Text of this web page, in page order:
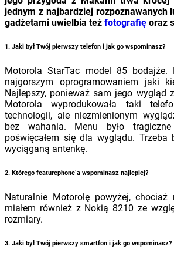
jednym z najbardziej rozpoznawanych
gadżetami uwielbia też fotografię oraz
1. Jaki był Twój pierwszy telefon i jak go wspominasz?
Motorola StarTac model 85 bodajże.
najgorszym oprogramowaniem jaki
Najlepszy, ponieważ sam jego wygląd
Motorola wyprodukowała taki
technologii, ale niezmienionym
bez wahania. Menu było
poświęcałem się dla wyglądu. Trzeba
wyciąganą antenkę.
2. Którego featurephone’a wspominasz najlepiej?
Naturalnie Motorolę powyżej, chociaż
miałem również z Nokią 8210 ze
rozmiary.
3. Jaki był Twój pierwszy smartfon i jak go wspominasz?